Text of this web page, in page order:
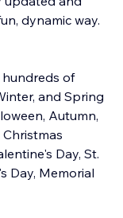
dynamic way.
of
and Spring
Autumn,
Day, St.
Day, Memorial